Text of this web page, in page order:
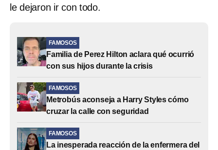
le dejaron ir con todo.
FAMOSOS
Familia de Perez Hilton aclara qué ocurrió
con sus hijos durante la crisis
FAMOSOS
Metrobús aconseja a Harry Styles cómo
cruzar la calle con seguridad
FAMOSOS
La inesperada reacción de la enfermera del